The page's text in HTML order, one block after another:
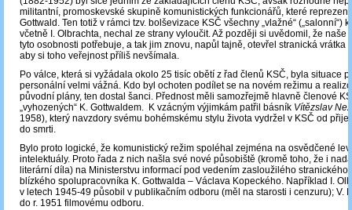
militantní, promoskevské skupině komunistických funkcionářů, které
Gottwald. Ten totiž v rámci tzv. bolševizace KSČ všechny „vlažné“ („salonní“)
včetně I. Olbrachta, nechal ze strany vyloučit. Až později si uvědomil, že naše
tyto osobnosti potřebuje, a tak jim znovu, napůl tajně, otevřel stranická vrátka
aby si toho veřejnost příliš nevšímala.
Po válce, která si vyžádala okolo 25 tisíc obětí z řad členů KSČ, byla situace
personální velmi vážná. Kdo byl ochoten podílet se na novém režimu a
původní plány, ten dostal šanci. Přednost měli samozřejmě hlavně členové
„vyhozených“ K. Gottwaldem. K vzácným výjimkám patřil básník Vítězslav
1958), který navzdory svému bohémskému stylu života vydržel v KSČ od
do smrti.
Bylo proto logické, že komunistický režim spoléhal zejména na osvědčené
intelektuály. Proto řada z nich našla své nové působiště (kromě toho, že i
literární díla) na Ministerstvu informací pod vedením zasloužilého stranického
blízkého spolupracovníka K. Gottwalda – Václava Kopeckého. Například I.
v letech 1945-49 působil v publikačním odboru (měl na starosti i cenzuru); V.
do r. 1951 filmovému odboru.